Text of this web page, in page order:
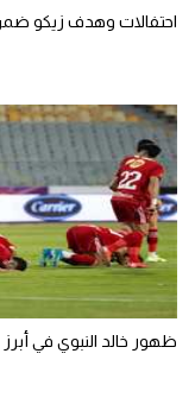
احتفالات وهدف زيكو
ظهور خالد النبوي في